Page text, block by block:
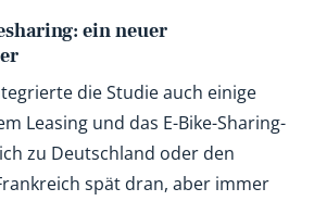
ein neuer
die Studie auch einige
Leasing und das E-Bike-Sharing-
zu Deutschland oder den
spät dran, aber immer